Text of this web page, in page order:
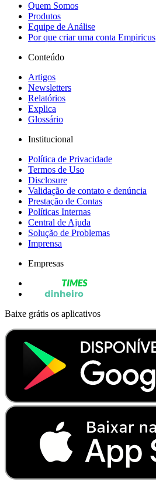
Quem Somos
Produtos
Equipe de Análise
Por que criar uma conta Empiricus
Conteúdo
Artigos
Newsletters
Relatórios
Explica
Glossário
Institucional
Política de Privacidade
Termos de Uso
Disclosure
Validação de contato e denúncia
Prestação de Contas
Políticas Internas
Central de Ajuda
Solução de Problemas
Imprensa
Empresas
Baixe grátis os aplicativos